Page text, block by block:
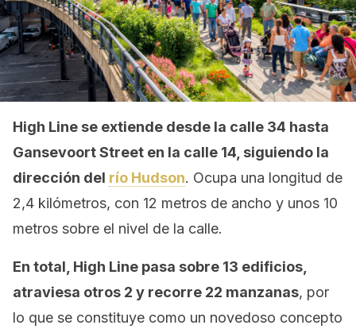
High Line se extiende desde la calle 34 hasta
Gansevoort Street en la calle 14, siguiendo la
dirección del río Hudson. Ocupa una longitud de
2,4 kilómetros, con 12 metros de ancho y unos 10
metros sobre el nivel de la calle.
En total, High Line pasa sobre 13 edificios,
atraviesa otros 2 y recorre 22 manzanas, por
lo que se constituye como un novedoso concepto